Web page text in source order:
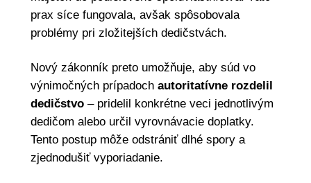
prax síce fungovala, avšak spôsobovala
problémy pri zložitejších dedičstvách.
Nový zákonník preto umožňuje, aby súd vo
výnimočných prípadoch autoritatívne rozdelil
dedičstvo– pridelil konkrétne veci jednotlivým
dedičom alebo určil vyrovnávacie doplatky.
Tento postup môže odstrániť dlhé spory a
zjednodušiť vyporiadanie.